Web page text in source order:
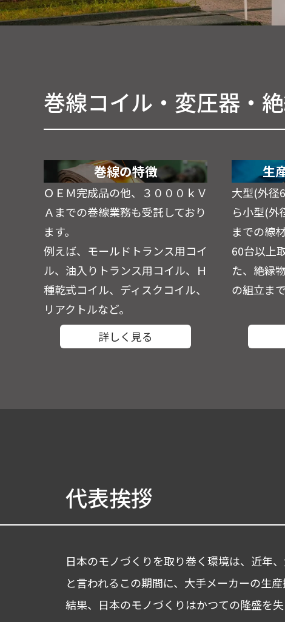
巻線コイル・変圧器・
巻線の特徴
ＯＥＭ完成品の他、３０００ｋＶ
Ａまでの巻線業務も受託しており
ます。
例えば、モールドトランス用コイ
ル、油入りトランス用コイル、Ｈ
種乾式コイル、ディスクコイル、
リアクトルなど。
詳しく見る
生
大型(外径
ら小型(
までの線
60台以上
た、絶縁
の組立ま
代表挨拶
日本のモノづくりを取り巻く環境は、近年
と言われるこの期間に、大手メーカーの生
結果、日本のモノづくりはかつての隆盛を失